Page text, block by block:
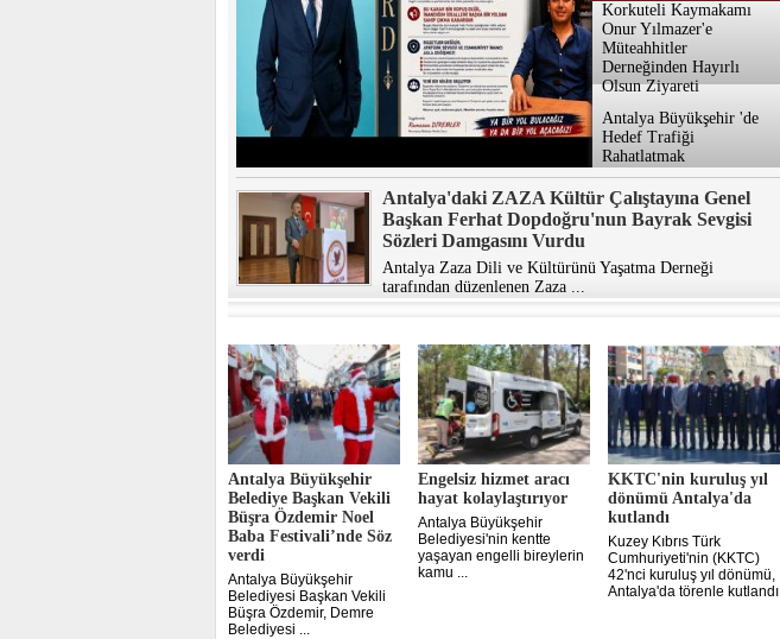
Korkuteli Kaymakamı
Onur Yılmazer'e
Müteahhitler
Derneğinden Hayırlı
Olsun Ziyareti
Antalya Büyükşehir 'de
Hedef Trafiği
Rahatlatmak
Antalya'daki ZAZA Kültür Çalıştayına Genel
Başkan Ferhat Dopdoğru'nun Bayrak Sevgisi
Sözleri Damgasını Vurdu
Antalya Zaza Dili ve Kültürünü Yaşatma Derneği
tarafından düzenlenen Zaza ...
Antalya Büyükşehir
Belediye Başkan Vekili
Büşra Özdemir Noel
Baba Festivali’nde Söz
verdi
Antalya Büyükşehir
Belediyesi Başkan Vekili
Büşra Özdemir, Demre
Belediyesi ...
Engelsiz hizmet aracı
hayat kolaylaştırıyor
Antalya Büyükşehir
Belediyesi'nin kentte
yaşayan engelli bireylerin
kamu ...
KKTC'nin kuruluş yıl
dönümü Antalya'da
kutlandı
Kuzey Kıbrıs Türk
Cumhuriyeti'nin (KKTC)
42'nci kuruluş yıl dönümü,
Antalya'da törenle kutlandı